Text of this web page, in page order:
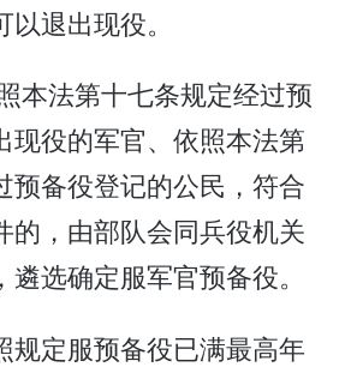
退出现役。
本法第十七条规定经过预
现役的军官、依照本法第
预备役登记的公民，符合
的，由部队会同兵役机关
选确定服军官预备役。
规定服预备役已满最高年